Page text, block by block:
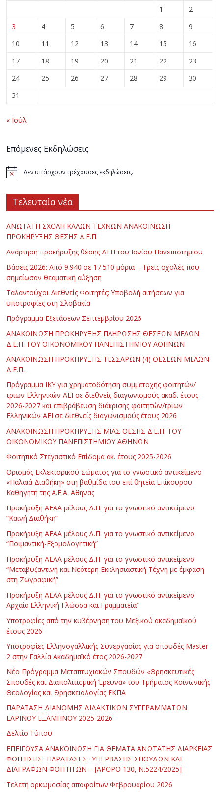
1
2
3
4 5 6 7 8
9
10
11 12 13 14 15
16
17
18 19 20 21 22
23
24
25 26 27 28 29
30
31
« Ιούλ
Επόμενες Εκδηλώσεις
Δεν υπάρχουν τρέχουσες εκδηλώσεις.
Τελευταία νέα
ΑΝΩΤΑΤΗ ΣΧΟΛΗ ΚΑΛΩΝ ΤΕΧΝΩΝ ΑΝΑΚΟΙΝΩΣΗ
ΠΡΟΚΗΡΥΞΗΣ ΘΕΣΗΣ Δ.Ε.Π.
Ανάρτηση προκήρυξης θέσης ΔΕΠ του Ιονίου Πανεπιστημίου
Βάσεις 2026: Από 9.940 σε 17.510 μόρια – Τρεις σχολές που
σημείωσαν θεαματική αύξηση
Ταλαντούχοι Διεθνείς Φοιτητές: Υποβολή αιτήσεων για
υποτροφίες στη Σλοβακία
Πρόγραμμα Εξετάσεων Σεπτεμβρίου 2026
ΑΝΑΚΟΙΝΩΣΗ ΠΡΟΚΗΡΥΞΗΣ ΠΛΗΡΩΣΗΣ ΘΕΣΕΩΝ ΜΕΛΩΝ
Δ.Ε.Π. ΤΟΥ ΟΙΚΟΝΟΜΙΚΟΥ ΠΑΝΕΠΙΣΤΗΜΙΟΥ ΑΘΗΝΩΝ
ΑΝΑΚΟΙΝΩΣΗ ΠΡΟΚΗΡΥΞΗΣ ΤΕΣΣΑΡΩΝ (4) ΘΕΣΕΩΝ ΜΕΛΩΝ
Δ.Ε.Π.
Πρόγραμμα ΙΚΥ για χρηματοδότηση συμμετοχής φοιτητών/
τριων Ελληνικών ΑΕΙ σε διεθνείς διαγωνισμούς ακαδ. έτους
2026-2027 και επιβράβευση διάκρισης φοιτητών/τριων
Ελληνικών ΑΕΙ σε διεθνείς διαγωνισμούς έτους 2026
ΑΝΑΚΟΙΝΩΣΗ ΠΡΟΚΗΡΥΞΗΣ ΜΙΑΣ ΘΕΣΗΣ Δ.Ε.Π. ΤΟΥ
ΟΙΚΟΝΟΜΙΚΟΥ ΠΑΝΕΠΙΣΤΗΜΙΟΥ ΑΘΗΝΩΝ
Φοιτητικό Στεγαστικό Επίδομα ακ. έτους 2025-2026
Ορισμός Εκλεκτορικού Σώματος για το γνωστικό αντικείμενο
«Παλαιά Διαθήκη» στη βαθμίδα του επί θητεία Επίκουρου
Καθηγητή της Α.Ε.Α. Αθήνας
Προκήρυξη ΑΕΑΑ μέλους Δ.Π. για το γνωστικό αντικείμενο
“Καινή Διαθήκη”
Προκήρυξη ΑΕΑΑ μέλους Δ.Π. για το γνωστικό αντικείμενο
“Ποιμαντική-Εξομολογητική”
Προκήρυξη ΑΕΑΑ μέλους Δ.Π. για το γνωστικό αντικείμενο
“Μεταβυζαντινή και Νεότερη Εκκλησιαστική Τέχνη με έμφαση
στη Ζωγραφική”
Προκήρυξη ΑΕΑΑ μέλους Δ.Π. για το γνωστικό αντικείμενο
Αρχαία Ελληνική Γλώσσα και Γραμματεία”
Υποτροφίες από την κυβέρνηση του Μεξικού ακαδημαϊκού
έτους 2026
Υποτροφίες Ελληνογαλλικής Συνεργασίας για σπουδές Master
2 στην Γαλλία Ακαδημαϊκό έτος 2026-2027
Νέο Πρόγραμμα Μεταπτυχιακών Σπουδών «Θρησκευτικές
Σπουδές και Διαπολιτισμική Έρευνα» του Τμήματος Κοινωνικής
Θεολογίας και Θρησκειολογίας ΕΚΠΑ
ΠΑΡΑΤΑΣΗ ΔΙΑΝΟΜΗΣ ΔΙΔΑΚΤΙΚΩΝ ΣΥΓΓΡΑΜΜΑΤΩΝ
ΕΑΡΙΝΟΥ ΕΞΑΜΗΝΟΥ 2025-2026
Δελτίο Τύπου
ΕΠΕΙΓΟΥΣΑ ΑΝΑΚΟΙΝΩΣΗ ΓΙΑ ΘΕΜΑΤΑ ΑΝΩΤΑΤΗΣ ΔΙΑΡΚΕΙΑΣ
ΦΟΙΤΗΣΗΣ- ΠΑΡΑΤΑΣΗΣ- ΥΠΕΡΒΑΣΗΣ ΣΠΟΥΔΩΝ ΚΑΙ
ΔΙΑΓΡΑΦΩΝ ΦΟΙΤΗΤΩΝ – [ΑΡΘΡΟ 130, Ν.5224/2025]
Τελετή ορκωμοσίας αποφοίτων Φεβρουαρίου 2026